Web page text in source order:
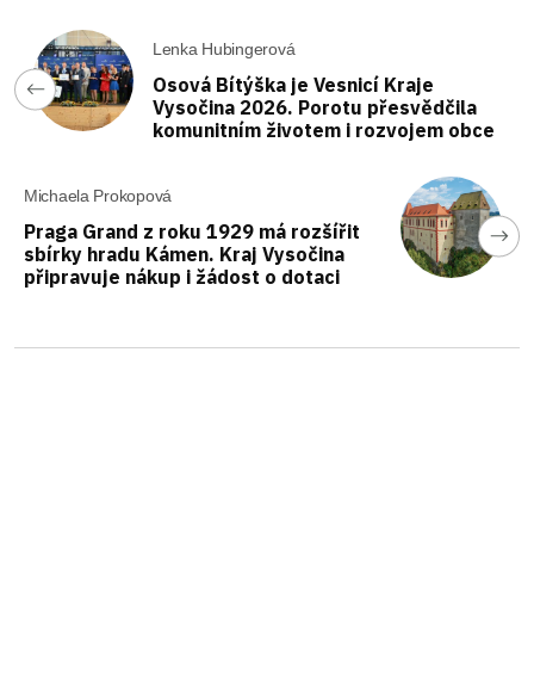
Lenka Hubingerová
Osová Bítýška je Vesnicí Kraje
Vysočina 2026. Porotu přesvědčila
komunitním životem i rozvojem obce
Michaela Prokopová
Praga Grand z roku 1929 má rozšířit
sbírky hradu Kámen. Kraj Vysočina
připravuje nákup i žádost o dotaci